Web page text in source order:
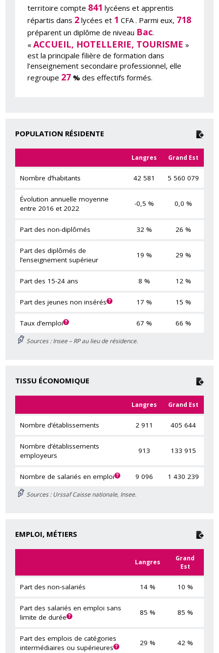
territoire compte 841 lycéens et apprentis
répartis dans 2 lycées et 1 CFA . Parmi eux, 718
préparent un diplôme de niveau Bac.
« ACCUEIL, HOTELLERIE, TOURISME »
est la principale filière de formation dans
l’enseignement secondaire professionnel, elle
regroupe 27 % des effectifs formés.
POPULATION RÉSIDENTE
Langres Grand Est
Nombre d’habitants 42 581 5 560 079
Évolution annuelle moyenne
entre 2016 et 2022
-0,5 % 0,0 %
Part des non-diplômés 32 % 26 %
Part des diplômés de
l’enseignement supérieur
19 % 29 %
Part des 15-24 ans 8 % 12 %
Part des jeunes non insérés 17 % 15 %
Taux d’emploi 67 % 66 %
Sources : Insee – RP au lieu de résidence.
TISSU ÉCONOMIQUE
Langres Grand Est
Nombre d’établissements 2 911 405 644
Nombre d’établissements
employeurs
913 133 915
Nombre de salariés en emploi 9 096 1 430 239
Sources : Urssaf Caisse nationale, Insee.
EMPLOI, MÉTIERS
Langres
Grand
Est
Part des non-salariés 14 % 10 %
Part des salariés en emploi sans
limite de durée
85 % 85 %
Part des emplois de catégories
intermédiaires ou supérieures
29 % 42 %